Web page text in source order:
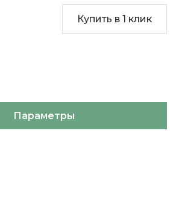
Купить в 1 клик
Параметры